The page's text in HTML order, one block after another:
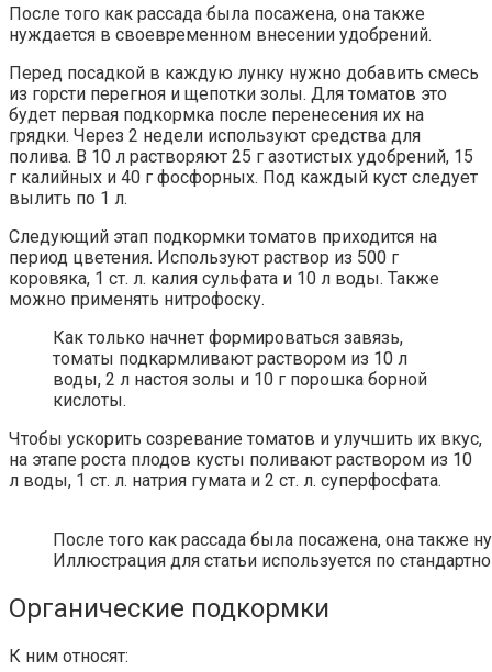
После того как рассада была посажена, она также
нуждается в своевременном внесении удобрений.
Перед посадкой в каждую лунку нужно добавить смесь
из горсти перегноя и щепотки золы. Для томатов это
будет первая подкормка после перенесения их на
грядки. Через 2 недели используют средства для
полива. В 10 л растворяют 25 г азотистых удобрений, 15
г калийных и 40 г фосфорных. Под каждый куст следует
вылить по 1 л.
Следующий этап подкормки томатов приходится на
период цветения. Используют раствор из 500 г
коровяка, 1 ст. л. калия сульфата и 10 л воды. Также
можно применять нитрофоску.
Как только начнет формироваться завязь,
томаты подкармливают раствором из 10 л
воды, 2 л настоя золы и 10 г порошка борной
кислоты.
Чтобы ускорить созревание томатов и улучшить их вкус,
на этапе роста плодов кусты поливают раствором из 10
л воды, 1 ст. л. натрия гумата и 2 ст. л. суперфосфата.
После того как рассада была посажена, она также
Иллюстрация для статьи используется по
Органические подкормки
К ним относят: